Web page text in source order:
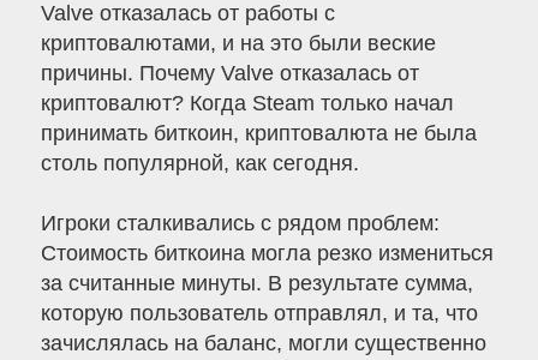
Valve отказалась от работы с
криптовалютами, и на это были веские
причины. Почему Valve отказалась от
криптовалют? Когда Steam только начал
принимать биткоин, криптовалюта не была
столь популярной, как сегодня.
Игроки сталкивались с рядом проблем:
Стоимость биткоина могла резко измениться
за считанные минуты. В результате сумма,
которую пользователь отправлял, и та, что
зачислялась на баланс, могли существенно